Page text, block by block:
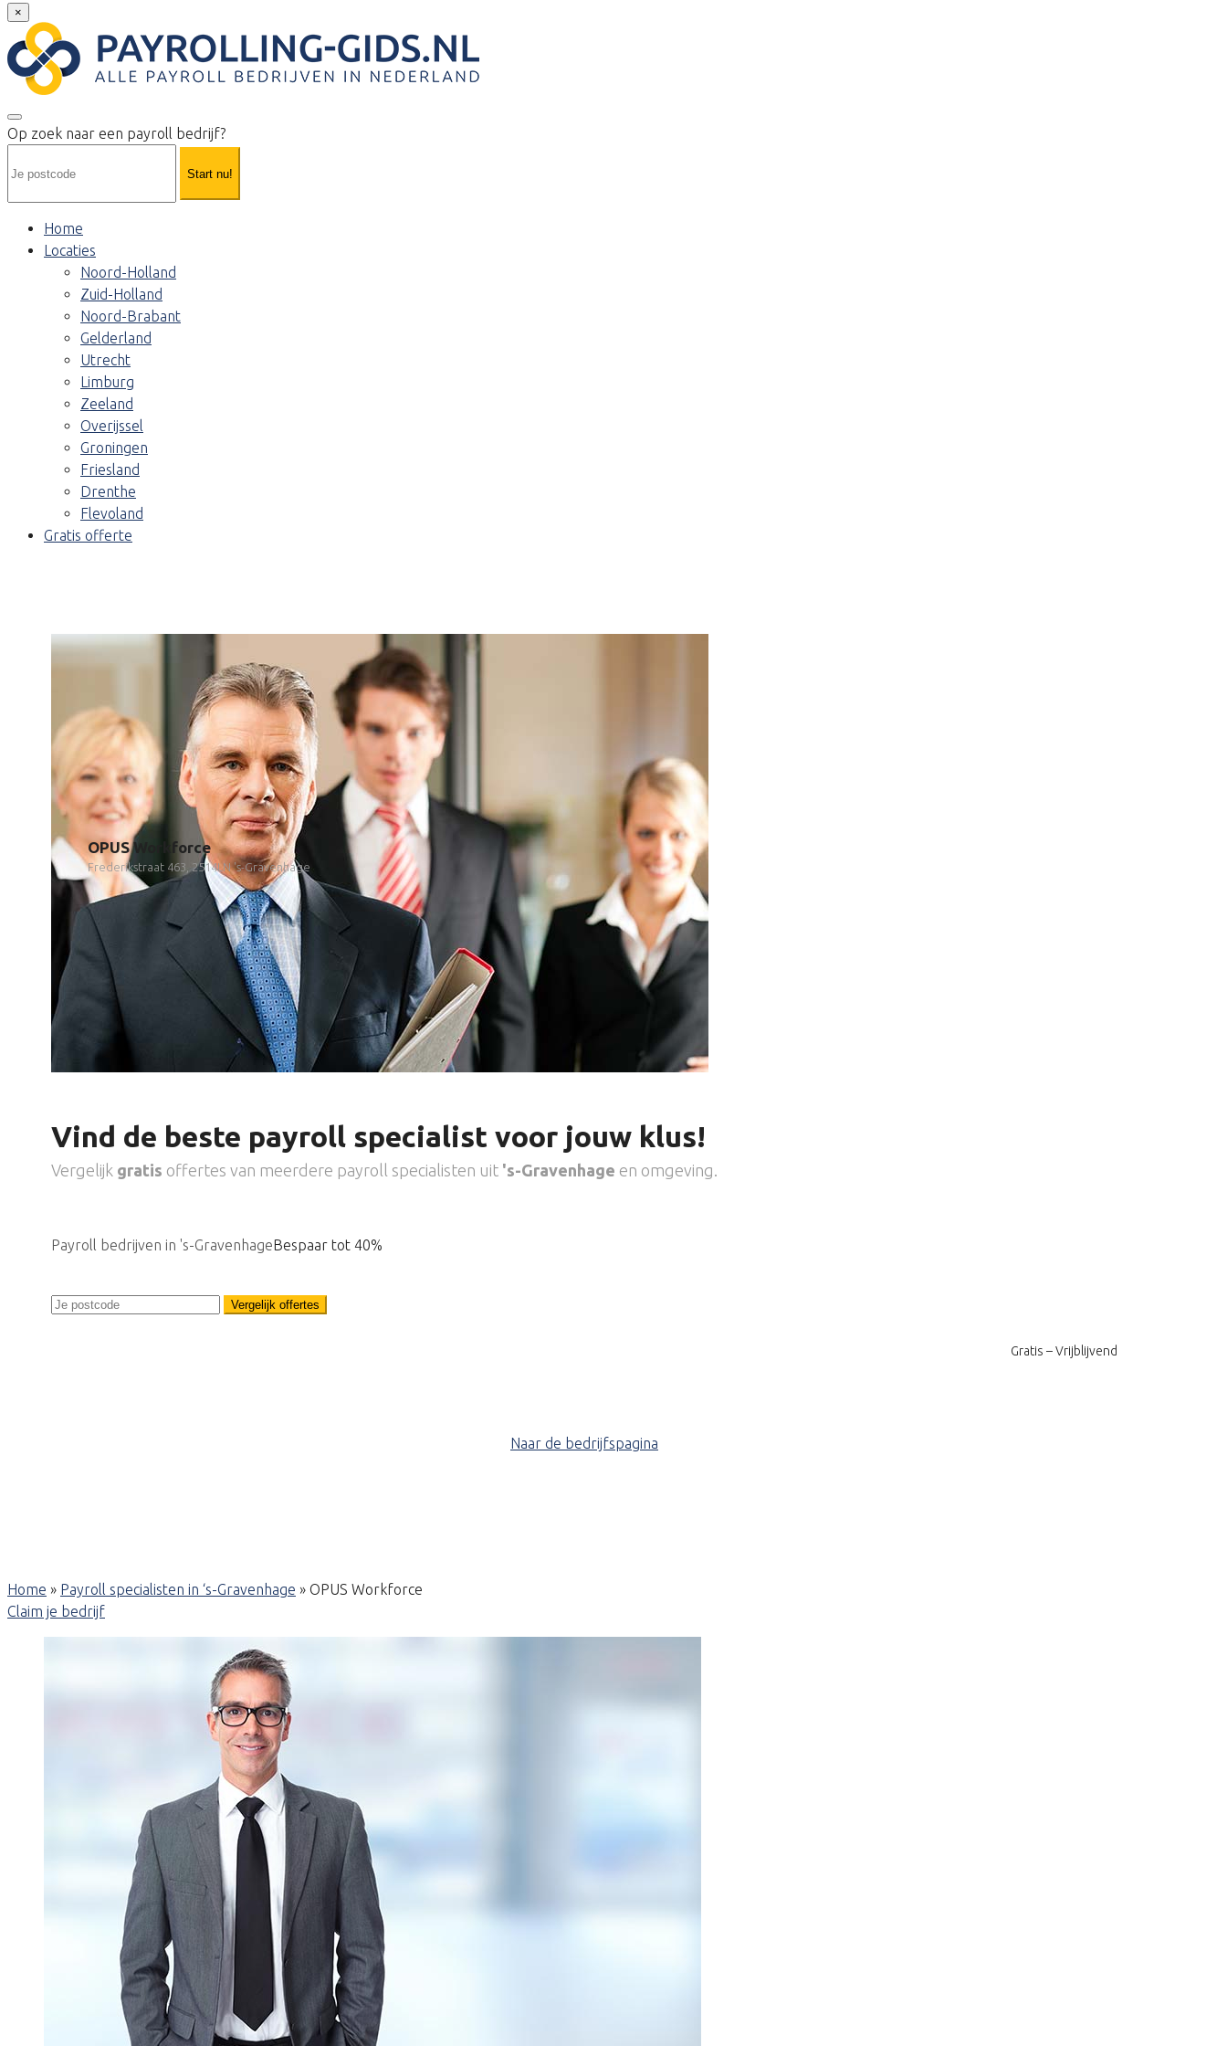
×
Op zoek naar een payroll bedrijf?
Start nu!
Home
Locaties
Noord-Holland
Zuid-Holland
Noord-Brabant
Gelderland
Utrecht
Limburg
Zeeland
Overijssel
Groningen
Friesland
Drenthe
Flevoland
Gratis offerte
OPUS Workforce
Frederikstraat 463, 2514LN 's-Gravenhage
Vind de beste payroll specialist voor jouw klus!
Vergelijk gratis offertes van meerdere payroll specialisten uit 's-Gravenhage en omgeving.
Payroll bedrijven in 's-GravenhageBespaar tot 40%
Vergelijk offertes
Gratis – Vrijblijvend
Naar de bedrijfspagina
Home » Payroll specialisten in ‘s-Gravenhage » OPUS Workforce
Claim je bedrijf